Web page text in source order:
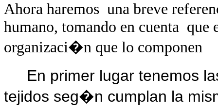
Ahora haremos una breve
humano, tomando en cuenta que
organizaci�n que lo componen
En primer lugar tenemos
tejidos seg�n cumplan la